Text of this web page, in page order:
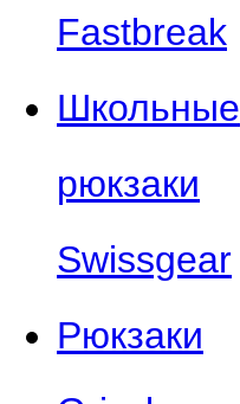
Fastbreak
Школьные
рюкзаки
Swissgear
Рюкзаки